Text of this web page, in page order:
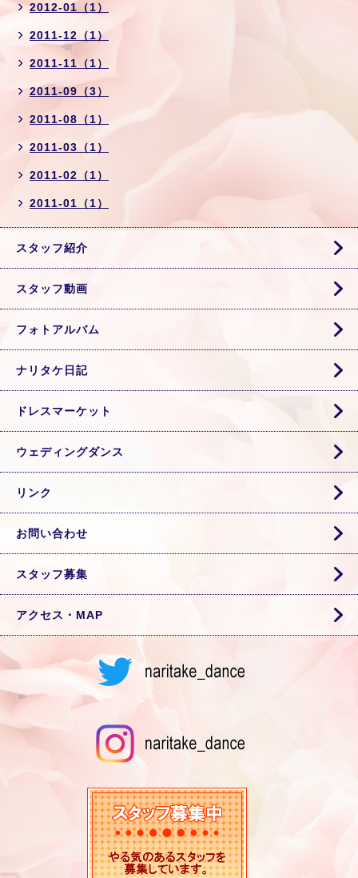
2012-01（1）
2011-12（1）
2011-11（1）
2011-09（3）
2011-08（1）
2011-03（1）
2011-02（1）
2011-01（1）
スタッフ紹介
スタッフ動画
フォトアルバム
ナリタケ日記
ドレスマーケット
ウェディングダンス
リンク
お問い合わせ
スタッフ募集
アクセス・MAP